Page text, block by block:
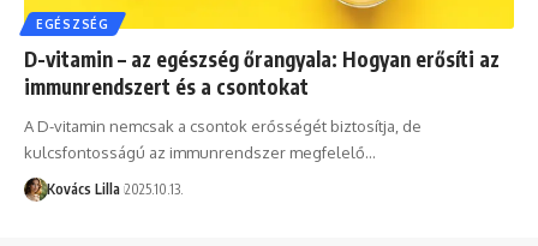
EGÉSZSÉG
D-vitamin – az egészség őrangyala: Hogyan erősíti az
immunrendszert és a csontokat
A D-vitamin nemcsak a csontok erősségét biztosítja, de
kulcsfontosságú az immunrendszer megfelelő…
Kovács Lilla 2025.10.13.